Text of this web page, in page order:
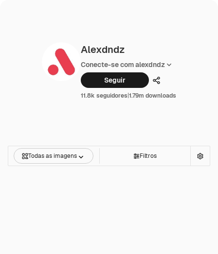
Alexdndz
Conecte-se com alexdndz
Seguir
Compartilhar
11.8k seguidores|1.79m downloads
Todas as imagens Filtros